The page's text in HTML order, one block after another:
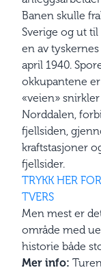
Banen skulle
Sverige og ut
en av
april 1940.
okkupantene
«veien»
Norddalen,
fjellsiden,
kraftstasjoner
fjellsider.
TRYKK HER
TVERS
Men mest er
område med
historie både
Mer info: